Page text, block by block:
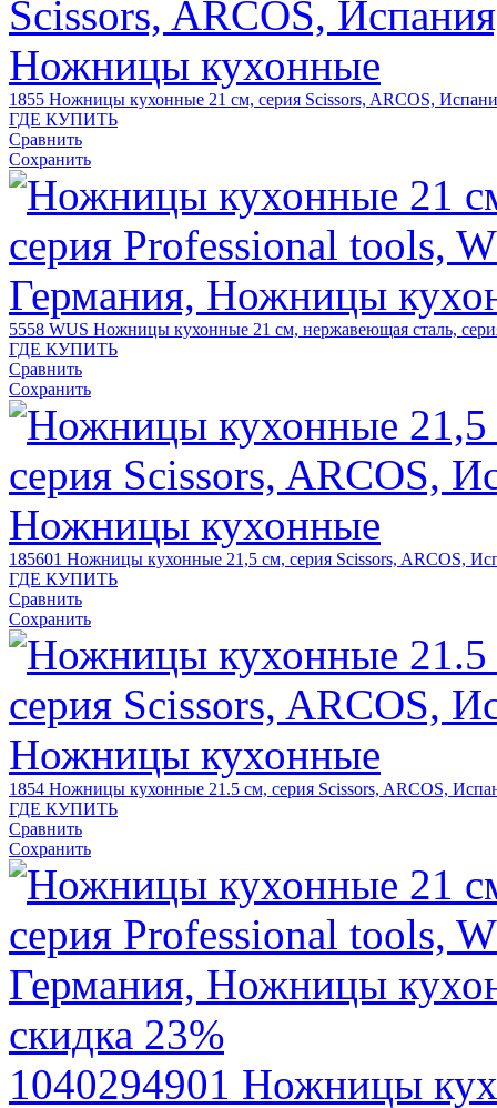
1855 Ножницы кухонные 21 см, серия Scissors, ARCOS,
ГДЕ КУПИТЬ
Сравнить
Сохранить
5558 WUS Ножницы кухонные 21 см, нержавеющая сталь,
ГДЕ КУПИТЬ
Сравнить
Сохранить
185601 Ножницы кухонные 21,5 см, серия Scissors, ARCOS,
ГДЕ КУПИТЬ
Сравнить
Сохранить
1854 Ножницы кухонные 21.5 см, серия Scissors, ARCOS,
ГДЕ КУПИТЬ
Сравнить
Сохранить
скидка 23%
1040294901 Ножницы